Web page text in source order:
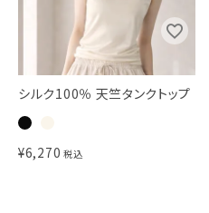
シルク100％ 天竺タンクトップ
¥6,270 税込